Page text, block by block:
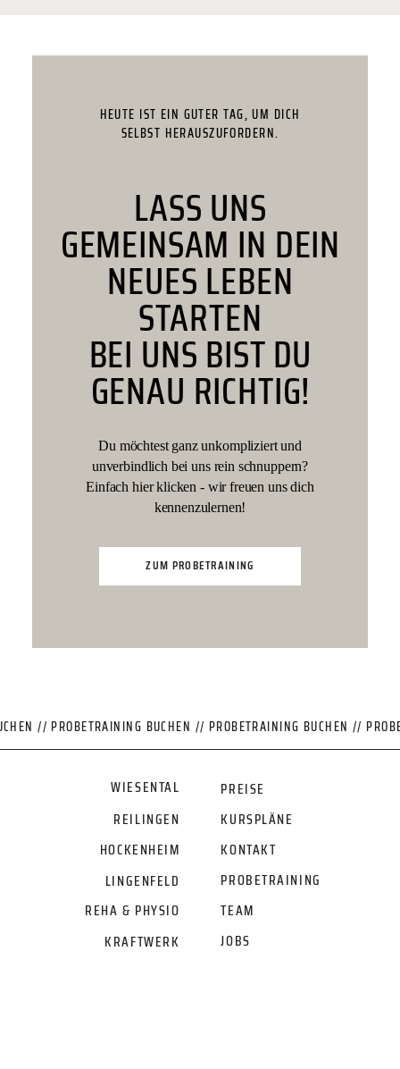
HEUTE IST EIN GUTER TAG, UM DICH
SELBST HERAUSZUFORDERN.
LASS UNS
GEMEINSAM IN DEIN
NEUES LEBEN
STARTEN
BEI UNS BIST DU
GENAU RICHTIG!
Du möchtest ganz unkompliziert und
unverbindlich bei uns rein schnuppern?
Einfach hier klicken - wir freuen uns dich
kennenzulernen!
ZUM PROBETRAINING
// PROBETRAINING BUCHEN // PROBETRAINING BUCHEN //
PREISE
WIESENTAL
KURSPLÄNE
REILINGEN
KONTAKT
HOCKENHEIM
PROBETRAINING
LINGENFELD
REHA & PHYSIO
TEAM
KRAFTWERK
JOBS